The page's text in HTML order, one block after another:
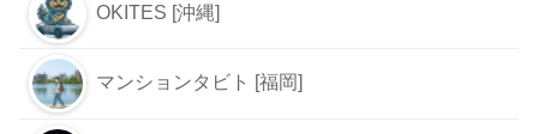
OKITES [沖縄]
マンションタビト [福岡]